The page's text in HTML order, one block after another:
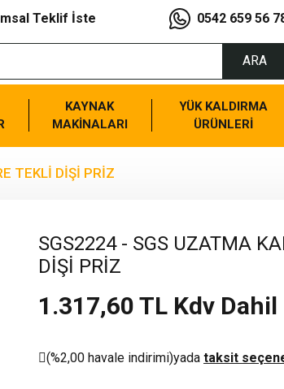
Teklif İste 0542 659 56
ARA
KAYNAK
MAKİNALARI
YÜK KALDIRMA
ÜRÜNLERİ
TEKLİ DİŞİ PRİZ
SGS2224 - SGS UZATMA
DİŞİ PRİZ
1.317,60 TL Kdv Dahil
(%2,00 havale indirimi)yada taksit